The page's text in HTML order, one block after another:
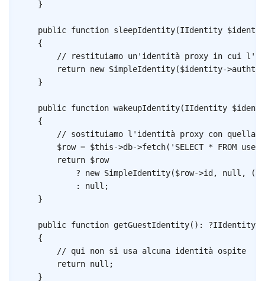
}
public function sleepIdentity(IIdentity
{
// restituiamo un'identità proxy in cui l'ID
return new SimpleIdentity($identity->
}
public function wakeupIdentity(IIdentity
{
// sostituiamo l'identità proxy con quella
$row = $this->db->fetch( 'SELECT * FROM
return $row
?
new SimpleIdentity($row->id, null , (
:
null ;
}
public function getGuestIdentity( ) : ?IIdentity
{
// qui non si usa alcuna identità ospite
return null ;
}